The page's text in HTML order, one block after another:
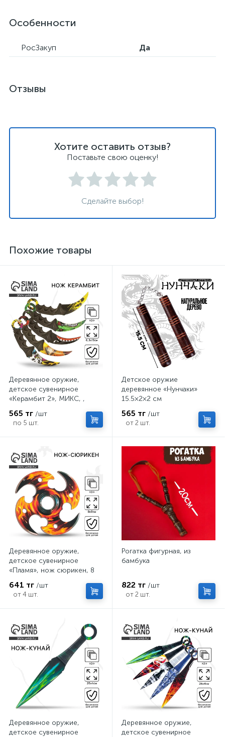
Особенности
РосЗакуп Да
Отзывы
Хотите оставить отзыв?
Поставьте свою оценку!
Сделайте выбор!
Похожие товары
Деревянное оружие,
детское сувенирное
«Керамбит 2», МИКС, ,
565 тг /шт
по 5 шт.
Детское оружие
деревянное «Нунчаки»
15.5×2×2 см
565 тг /шт
от 2 шт.
Деревянное оружие,
детское сувенирное
«Пламя», нож сюрикен, 8
641 тг /шт
от 4 шт.
Рогатка фигурная, из
бамбука
822 тг /шт
от 2 шт.
Деревянное оружие,
детское сувенирное
Деревянное оружие,
детское сувенирное